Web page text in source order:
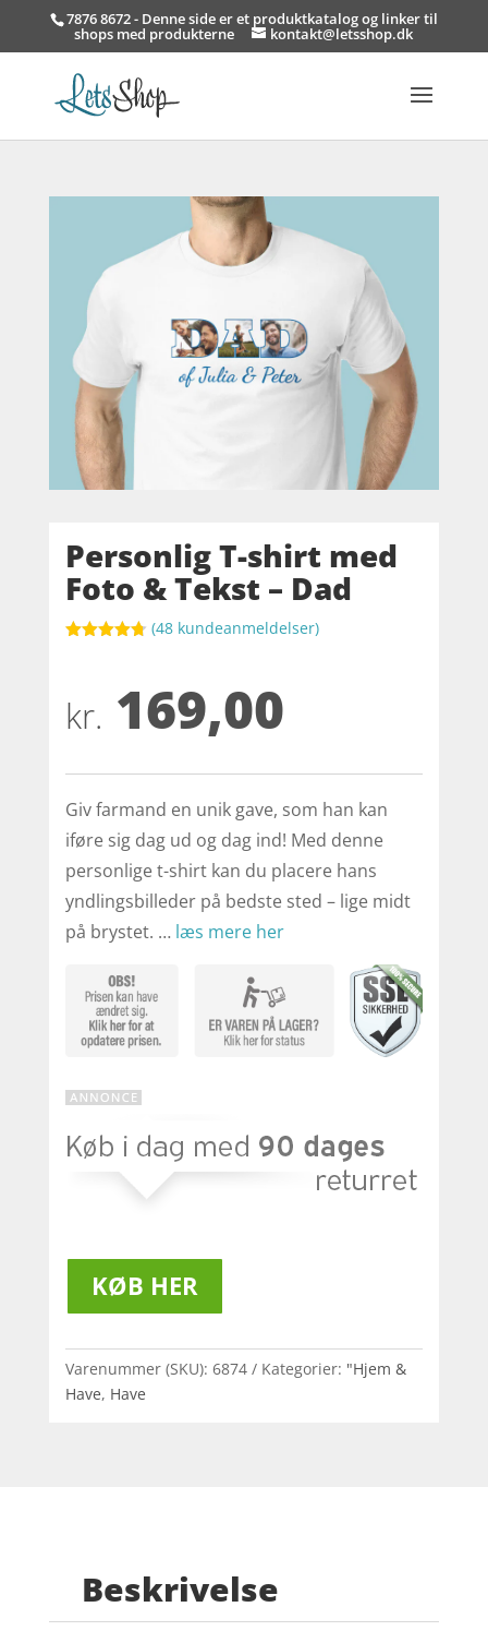
7876 8672 - Denne side er et produktkatalog og linker til
shops med produkterne kontakt@letsshop.dk
Personlig T-shirt med
Foto & Tekst – Dad
baseret på
kundebedø
mmelser
(48 kundeanmeldelser)
kr. 169,00
Giv farmand en unik gave, som han kan
iføre sig dag ud og dag ind! Med denne
personlige t-shirt kan du placere hans
yndlingsbilleder på bedste sted – lige midt
på brystet. … læs mere her
KØB HER
Varenummer (SKU): 6874 Kategorier: "Hjem &
Have, Have
Beskrivelse